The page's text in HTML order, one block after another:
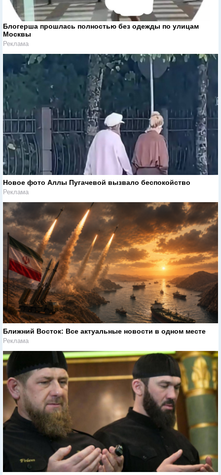
Блогерша прошлась полностью без одежды по улицам
Москвы
Реклама
Новое фото Аллы Пугачевой вызвало беспокойство
Реклама
Ближний Восток: Все актуальные новости в одном месте
Реклама